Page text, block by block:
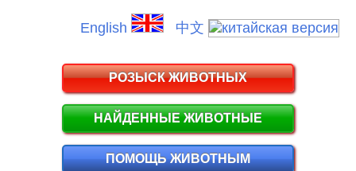
English 中文
РОЗЫСК ЖИВОТНЫХ
НАЙДЕННЫЕ ЖИВОТНЫЕ
ПОМОЩЬ ЖИВОТНЫМ